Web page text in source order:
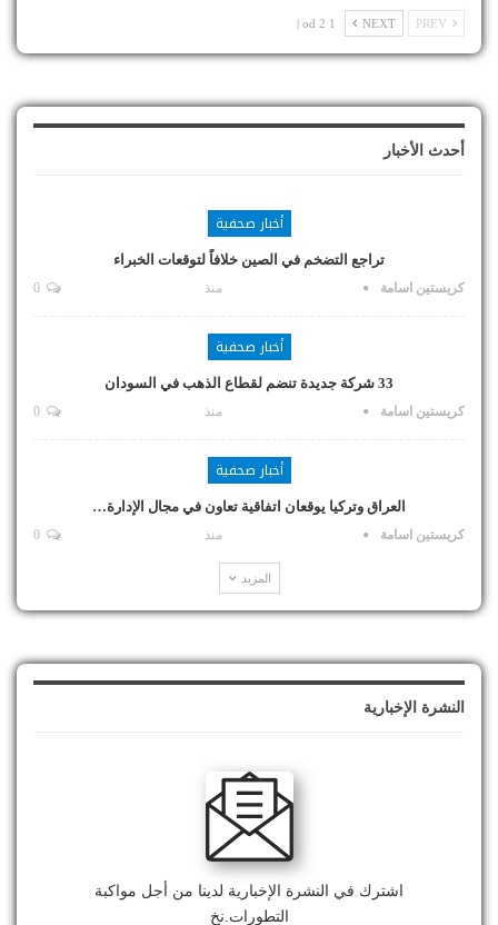
NEXT
1 od 2 |
أحدث الأخبار
أخبار صحفية
تراجع التضخم في الصين خلافاً لتوقعات الخبراء
كريستين اسامة منذ
أخبار صحفية
33 شركة جديدة تنضم لقطاع الذهب في السودان
كريستين اسامة منذ
أخبار صحفية
العراق وتركيا يوقعان اتفاقية تعاون في مجال الإدارة…
كريستين اسامة منذ
المزيد
النشرة الإخبارية
اشترك في النشرة الإخبارية لدينا من أجل مواكبة
التطورات.نخ